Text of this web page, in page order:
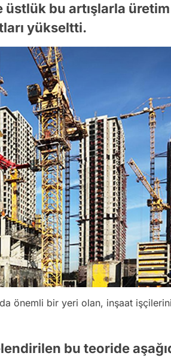
üstlük bu artışlarla
yükseltti.
önemli bir yeri olan, inşaat
bu teoride